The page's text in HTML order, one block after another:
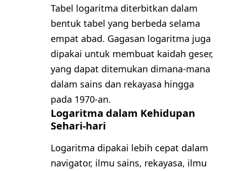
Tabel logaritma diterbitkan dalam
bentuk tabel yang berbeda selama
empat abad. Gagasan logaritma juga
dipakai untuk membuat kaidah geser,
yang dapat ditemukan dimana-mana
dalam sains dan rekayasa hingga
pada 1970-an.
Logaritma dalam Kehidupan
Sehari-hari
Logaritma dipakai lebih cepat dalam
navigator, ilmu sains, rekayasa, ilmu